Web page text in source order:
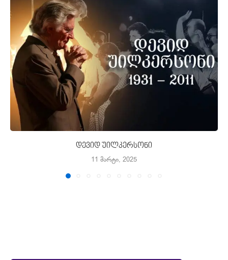
დევიდ უილკერსონი
11 მარტი, 2025